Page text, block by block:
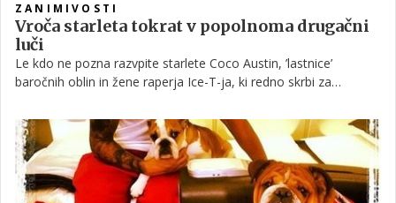
ZANIMIVOSTI
Vroča starleta tokrat v popolnoma drugačni
luči
Le kdo ne pozna razvpite starlete Coco Austin, ’lastnice’
baročnih oblin in žene raperja Ice-T-ja, ki redno skrbi za
omrežjih!? A malokdo ve, da je svetlolasa zvezda šova
Peepshow tudi velika ljubiteljica živali in lastnica dveh prikupnih
angleških buldogov, za katera skrbi kot za svoja otroka. V
galeriji si lahko ogledate nekaj pasjih fotografij, ki jih je z
oboževalci podelila na Facebooku.